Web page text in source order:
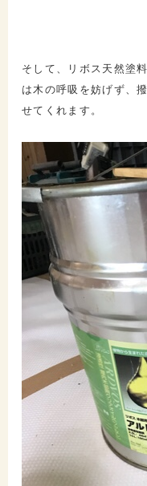
そして、リボス天然塗
は木の呼吸を妨げず、
せてくれます。